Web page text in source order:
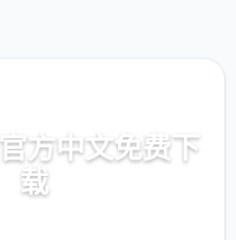
官方中文免费下
载